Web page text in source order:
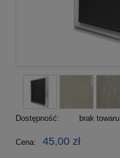
Dostępność: brak towaru
Cena: 45,00 zł